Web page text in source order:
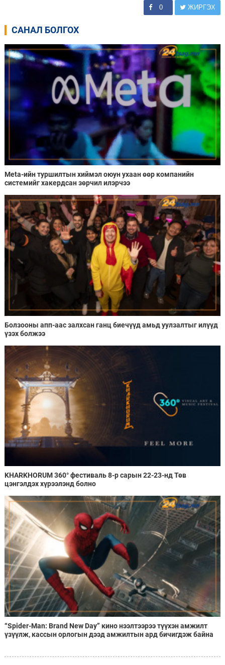
0 ЖИРГЭХ
САНАЛ БОЛГОХ
Meta-ийн туршилтын хиймэл оюун ухаан өөр компанийн
системийг хакердсан зөрчил илэрчээ
Болзооны апп-аас залхсан ганц биечүүд амьд уулзалтыг илүүд
үзэх болжээ
KHARKHORUM 360° фестиваль 8-р сарын 22-23-нд Төв
цэнгэлдэх хүрээлэнд болно
“Spider-Man: Brand New Day” кино нээлтээрээ түүхэн амжилт
үзүүлж, кассын орлогын дээд амжилтын ард бичигдэж байна